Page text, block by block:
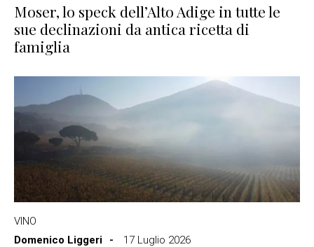
Moser, lo speck dell’Alto Adige in tutte le
sue declinazioni da antica ricetta di
famiglia
VINO
Domenico Liggeri
17 Luglio 2026